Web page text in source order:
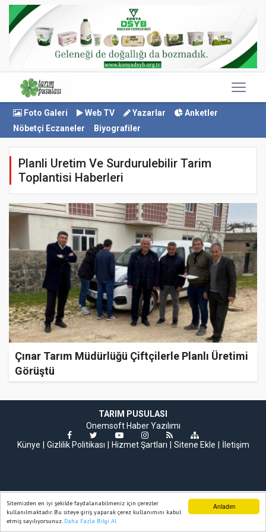
Anladım
Sitemizden en iyi şekilde faydalanabilmeniz için çerezler
kullanılmaktadır. Bu siteye giriş yaparak çerez kullanımını kabul
etmiş sayılıyorsunuz. Daha Fazla Bilgi Al
Foto Galeri Web TV Yazarlar
Anketler
Nöbetçi Eczaneler
Biyografiler
Planli Uretim Ve Surdurulebilir Tarim
Toplantisi Haberleri
Çınar Tarım Müdürlüğü Çiftçilerle Planlı Üretimi
Görüştü
TARIM PUSULASI
Onemsoft Haber Yazılımı
Künye
Gizlilik Politikası Hizmet Şartları Sitene Ekle İletişim
Ana Sayfa Web TV